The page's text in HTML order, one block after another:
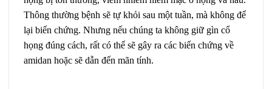
Thông thường bệnh sẽ tự khỏi sau một tuần, mà không để
lại biến chứng. Nhưng nếu chúng ta không giữ gìn cổ
họng đúng cách, rất có thể sẽ gây ra các biến chứng về
amidan hoặc sẽ dẫn đến mãn tính.